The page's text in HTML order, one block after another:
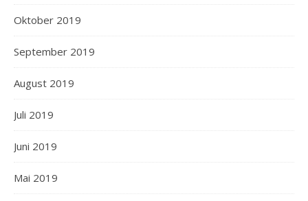
Oktober 2019
September 2019
August 2019
Juli 2019
Juni 2019
Mai 2019